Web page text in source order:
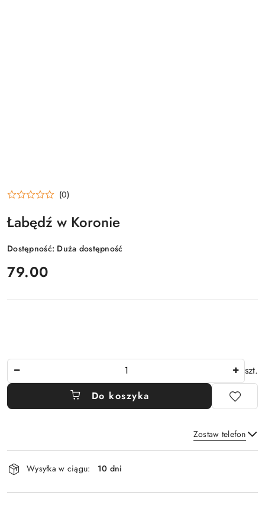
(0)
Łabędź w Koronie
Dostępność: Duża dostępność
cena:
79.00
szt.
Do koszyka
Zostaw telefon
Dostępność
i
dostawa
Wysyłka w ciągu: 10 dni